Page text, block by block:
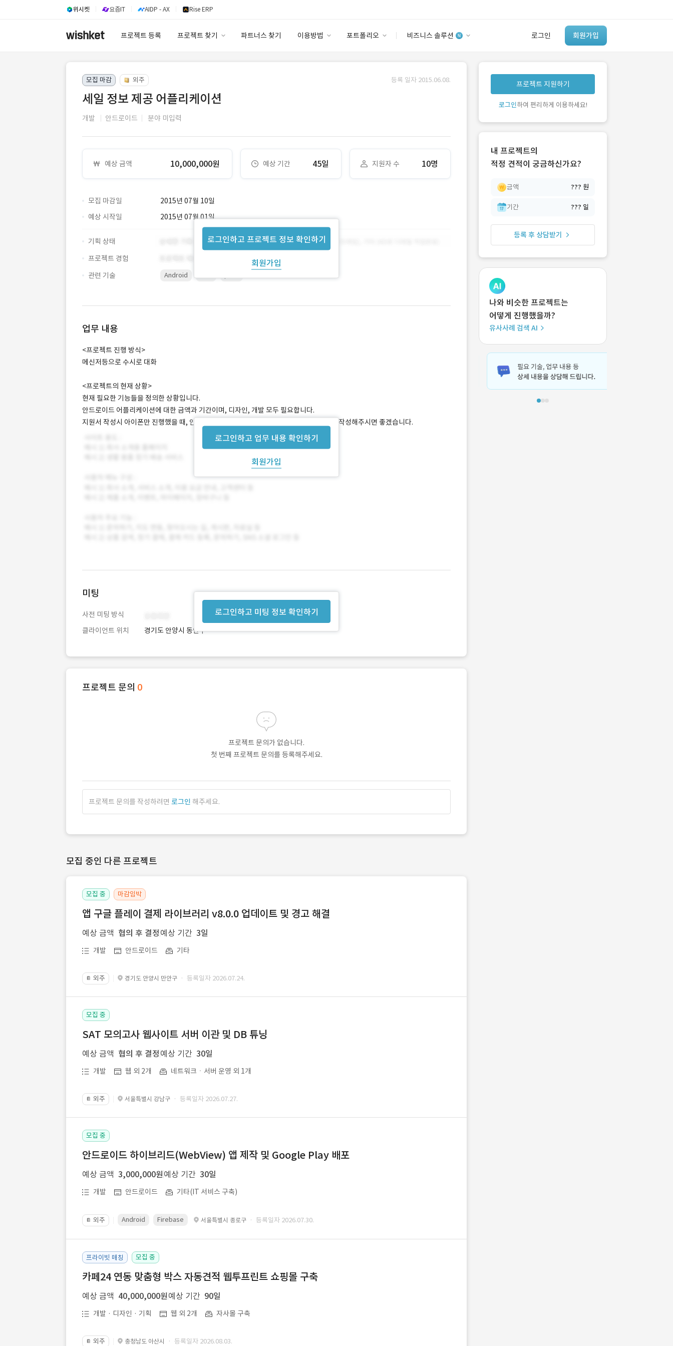
위시켓 요즘IT AIDP - AX Rise ERP
프로젝트 등록 프로젝트 찾기 파트너스 찾기 이용방법 포트폴리오 비즈니스 솔루션 로그인 회원가입
안심 코드 케어
유사사례 검색 AI
‘이런 거’ 만들어본
개발 회사 있어?
모집 마감 외주 등록 일자 2015.06.08.
세일 정보 제공 어플리케이션
개발 안드로이드 분야 미입력
예상 금액 10,000,000원 예상 기간 45일 지원자 수 10명
모집 마감일 2015년 07월 10일
로그인하고 프로젝트 정보 확인하기
회원가입
예상 시작일 2015년 07월 01일
기획 상태
프로젝트 경험
관련 기술
Android
업무 내용
로그인하고 업무 내용 확인하기
회원가입
<프로젝트 진행 방식>
메신저등으로 수시로 대화
<프로젝트의 현재 상황>
현재 필요한 기능들을 정의한 상황입니다.
안드로이드 어플리케이션에 대한 금액과 기간이며, 디자인, 개발 모두 필요합니다.
지원서 작성시 아이폰만 진행했을 때, 안드로이드, 아이폰 모두 진행했을 때의 견적을 모두 작성해주시면 좋겠습니다.
로그인하고 미팅 정보 확인하기
미팅
사전 미팅 방식
클라이언트 위치
경기도 안양시 동안구
프로젝트 문의 0
프로젝트 문의가 없습니다.
첫 번째 프로젝트 문의를 등록해주세요.
프로젝트 문의를 작성하려면 로그인 해주세요.
모집 중인 다른 프로젝트
모집 중 마감임박
앱 구글 플레이 결제 라이브러리 v8.0.0 업데이트 및 경고 해결
예상 금액 협의 후 결정 예상 기간 3일
개발 안드로이드 기타
📔 외주 경기도 안양시 만안구 · 등록일자 2026.07.24.
모집 중
SAT 모의고사 웹사이트 서버 이관 및 DB 튜닝
예상 금액 협의 후 결정 예상 기간 30일
개발 웹 외 2개 네트워크ㆍ서버 운영 외 1개
📔 외주 서울특별시 강남구 · 등록일자 2026.07.27.
모집 중
안드로이드 하이브리드(WebView) 앱 제작 및 Google Play 배포
예상 금액 3,000,000원 예상 기간 30일
개발 안드로이드 기타(IT 서비스 구축)
📔 외주 Android Firebase 서울특별시 종로구 · 등록일자 2026.07.30.
프라이빗 매칭 모집 중
카페24 연동 맞춤형 박스 자동견적 웹투프린트 쇼핑몰 구축
예상 금액 40,000,000원 예상 기간 90일
개발 · 디자인 · 기획 웹 외 2개 자사몰 구축
📔 외주 충청남도 아산시 · 등록일자 2026.08.03.
프로젝트 지원하기
로그인하여 편리하게 이용하세요!
내 프로젝트의
적정 견적이 궁금하신가요?
금액 ??? 원
기간 ??? 일
등록 후 상담받기
나와 비슷한 프로젝트는
어떻게 진행했을까?
유사사례 검색 AI